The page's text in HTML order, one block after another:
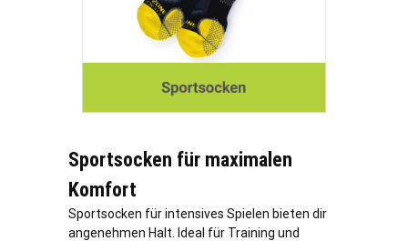
Sportsocken für maximalen
Komfort
Sportsocken für intensives Spielen bieten dir
angenehmen Halt. Ideal für Training und